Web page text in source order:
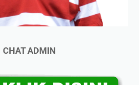
CHAT ADMIN